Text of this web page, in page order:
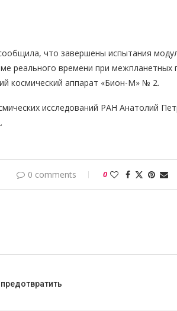
что завершены испытания
реального времени при
космический аппарат «Бион-М» № 2.
исследований РАН Анатолий
0 comments 0